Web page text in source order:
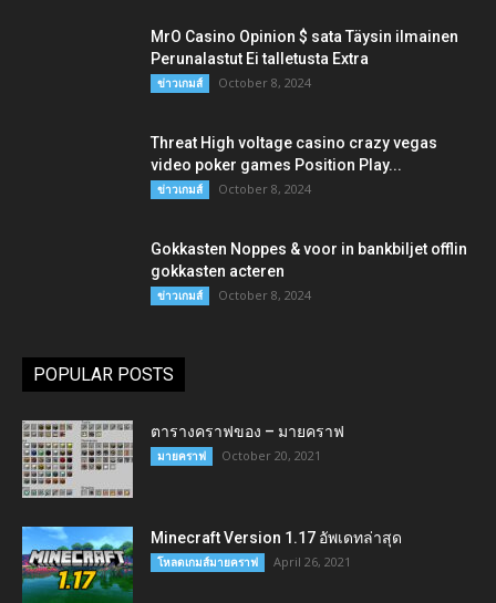
MrO Casino Opinion $ sata Täysin ilmainen
Perunalastut Ei talletusta Extra
ข่าวเกมส์ October 8, 2024
Threat High voltage casino crazy vegas
video poker games Position Play...
ข่าวเกมส์ October 8, 2024
Gokkasten Noppes & voor in bankbiljet offlin
gokkasten acteren
ข่าวเกมส์ October 8, 2024
POPULAR POSTS
ตารางคราฟของ – มายคราฟ
มายคราฟ October 20, 2021
Minecraft Version 1.17 อัพเดทล่าสุด
โหลดเกมส์มายคราฟ April 26, 2021